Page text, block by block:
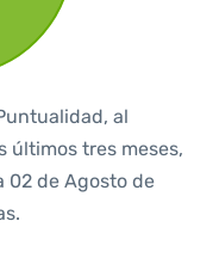
al
últimos tres meses,
02 de Agosto de